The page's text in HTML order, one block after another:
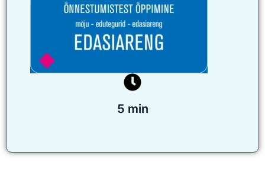
5 min